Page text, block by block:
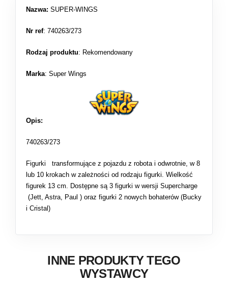
Nazwa: SUPER-WINGS
Nr ref: 740263/273
Rodzaj produktu: Rekomendowany
Marka: Super Wings
Opis:
740263/273
Figurki transformujące z pojazdu z robota i odwrotnie, w 8
lub 10 krokach w zależności od rodzaju figurki. Wielkość
figurek 13 cm. Dostępne są 3 figurki w wersji Supercharge
(Jett, Astra, Paul ) oraz figurki 2 nowych bohaterów (Bucky
i Cristal)
INNE PRODUKTY TEGO
WYSTAWCY